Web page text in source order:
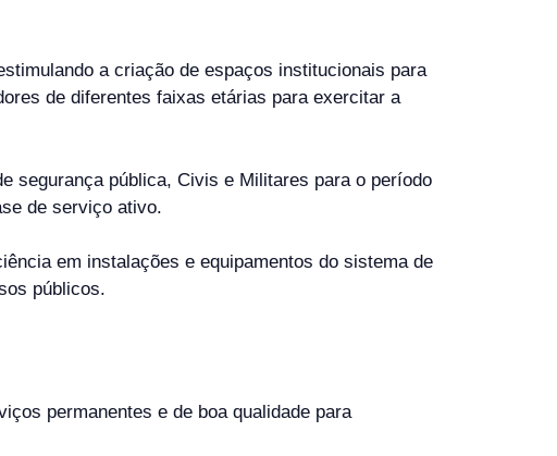
a criação de espaços institucionais para
de diferentes faixas etárias para exercitar a
segurança pública, Civis e Militares para o período
de serviço ativo.
em instalações e equipamentos do sistema de
públicos.
permanentes e de boa qualidade para